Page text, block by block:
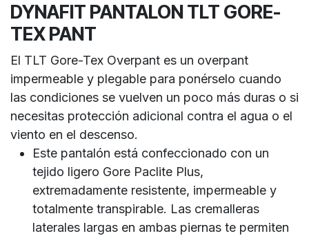
DYNAFIT PANTALON TLT GORE-
TEX PANT
El TLT Gore-Tex Overpant es un overpant
impermeable y plegable para ponérselo cuando
las condiciones se vuelven un poco más duras o si
necesitas protección adicional contra el agua o el
viento en el descenso.
Este pantalón está confeccionado con un
tejido ligero Gore Paclite Plus,
extremadamente resistente, impermeable y
totalmente transpirable. Las cremalleras
laterales largas en ambas piernas te permiten